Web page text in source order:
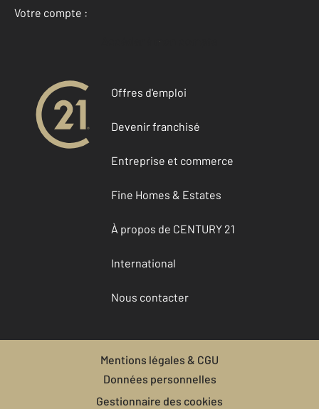
Votre compte :
Accéder à mon compte
Offres d'emploi
Devenir franchisé
Entreprise et commerce
Fine Homes & Estates
À propos de CENTURY 21
International
Nous contacter
Mentions légales & CGU
Données personnelles
Gestionnaire des cookies